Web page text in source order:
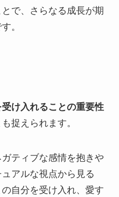
で、さらなる成長が期
。
受け入れることの重要性
捉えられます。
ティブな感情を抱きや
アルな視点から見る
自分を受け入れ、愛す